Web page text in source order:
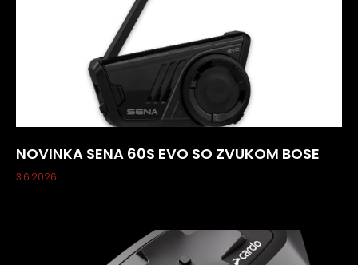
NOVINKA SENA 60S EVO SO ZVUKOM BOSE
3.6.2026